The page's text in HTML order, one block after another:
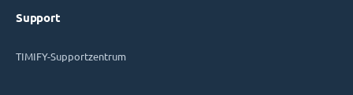
Support
TIMIFY-Supportzentrum